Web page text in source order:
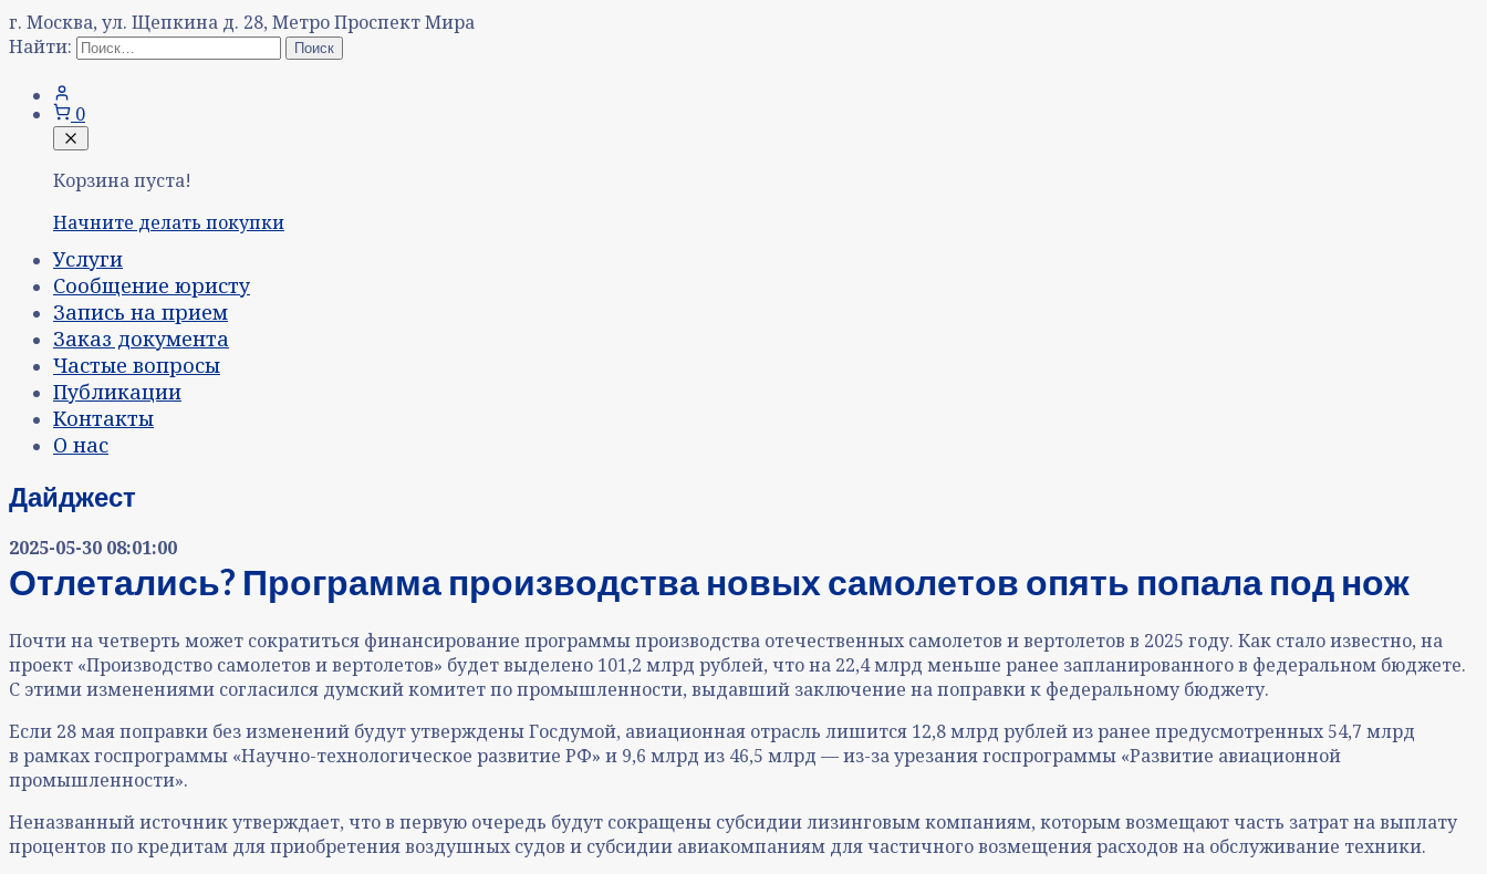
г. Москва, ул. Щепкина д. 28, Метро Проспект Мира
Найти:
0
Корзина пуста!
Начните делать покупки
Услуги
Сообщение юристу
Запись на прием
Заказ документа
Частые вопросы
Публикации
Контакты
О нас
Дайджест
2025-05-30 08:01:00
Отлетались? Программа производства новых самолетов опять попала под нож
Почти на четверть может сократиться финансирование программы производства отечественных самолетов и вертолетов в 2025 году. Как стало известно, на
проект «Производство самолетов и вертолетов» будет выделено 101,2 млрд рублей, что на 22,4 млрд меньше ранее запланированного в федеральном бюджете.
С этими изменениями согласился думский комитет по промышленности, выдавший заключение на поправки к федеральному бюджету.
Если 28 мая поправки без изменений будут утверждены Госдумой, авиационная отрасль лишится 12,8 млрд рублей из ранее предусмотренных 54,7 млрд
в рамках госпрограммы «Научно-технологическое развитие РФ» и 9,6 млрд из 46,5 млрд — из-за урезания госпрограммы «Развитие авиационной
промышленности».
Неназванный источник утверждает, что в первую очередь будут сокращены субсидии лизинговым компаниям, которым возмещают часть затрат на выплату
процентов по кредитам для приобретения воздушных судов и субсидии авиакомпаниям для частичного возмещения расходов на обслуживание техники.